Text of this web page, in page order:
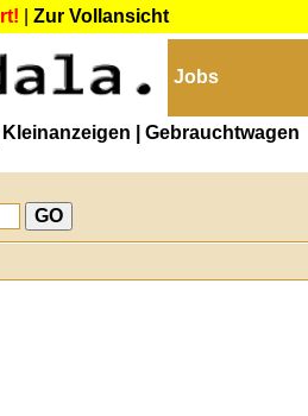
Zur Vollansicht
Jobs
| Kleinanzeigen
| Gebrauchtwagen